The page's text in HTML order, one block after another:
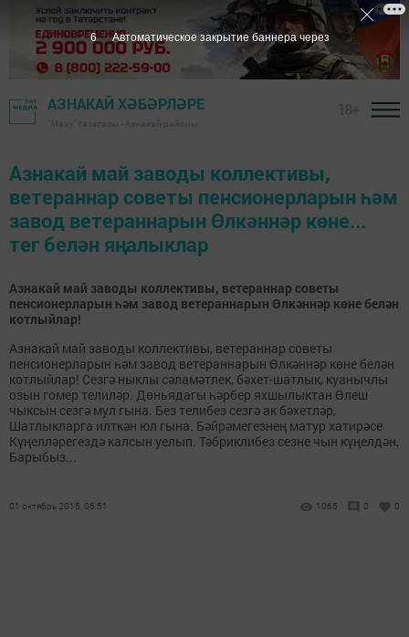
АЗНАКАЙ ХӘБӘРЛӘРЕ
Азнакай май заводы коллективы,
ветераннар советы пенсионерларын һәм
завод ветераннарын Өлкәннәр көне...
тег белән яңалыклар
Азнакай май заводы коллективы, ветераннар советы
пенсионерларын һәм завод ветераннарын Өлкәннәр көне белән
котлыйлар!
Азнакай май заводы коллективы, ветераннар советы
пенсионерларын һәм завод ветераннарын Өлкәннәр көне белән
котлыйлар! Сезгә ныклы сәламәтлек, бәхет-шатлык, куанычлы
озын гомер телиләр. Дөньядагы һәрбер яхшылыктан Өлеш
чыксын сезгә мул гына. Без телибез сезгә ак бәхетләр,
Шатлыкларга илткән юл гына. Бәйрәмегезнең матур хатирәсе
Күңелләрегездә калсын уелып. Тәбриклибез сезне чын күңелдән,
Барыбыз...
01 октябрь 2015, 06:51 1065 0 0
6 Автоматическое закрытие баннера через